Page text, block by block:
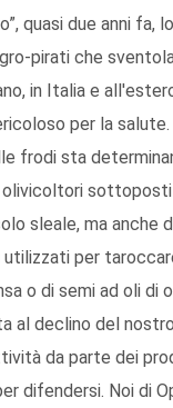
quasi due anni fa,
pirati che
in Italia e
per la salute.
frodi sta
sottoposti
sleale, ma anche
per
o di semi ad oli di
al declino del
da parte dei
difendersi. Noi di